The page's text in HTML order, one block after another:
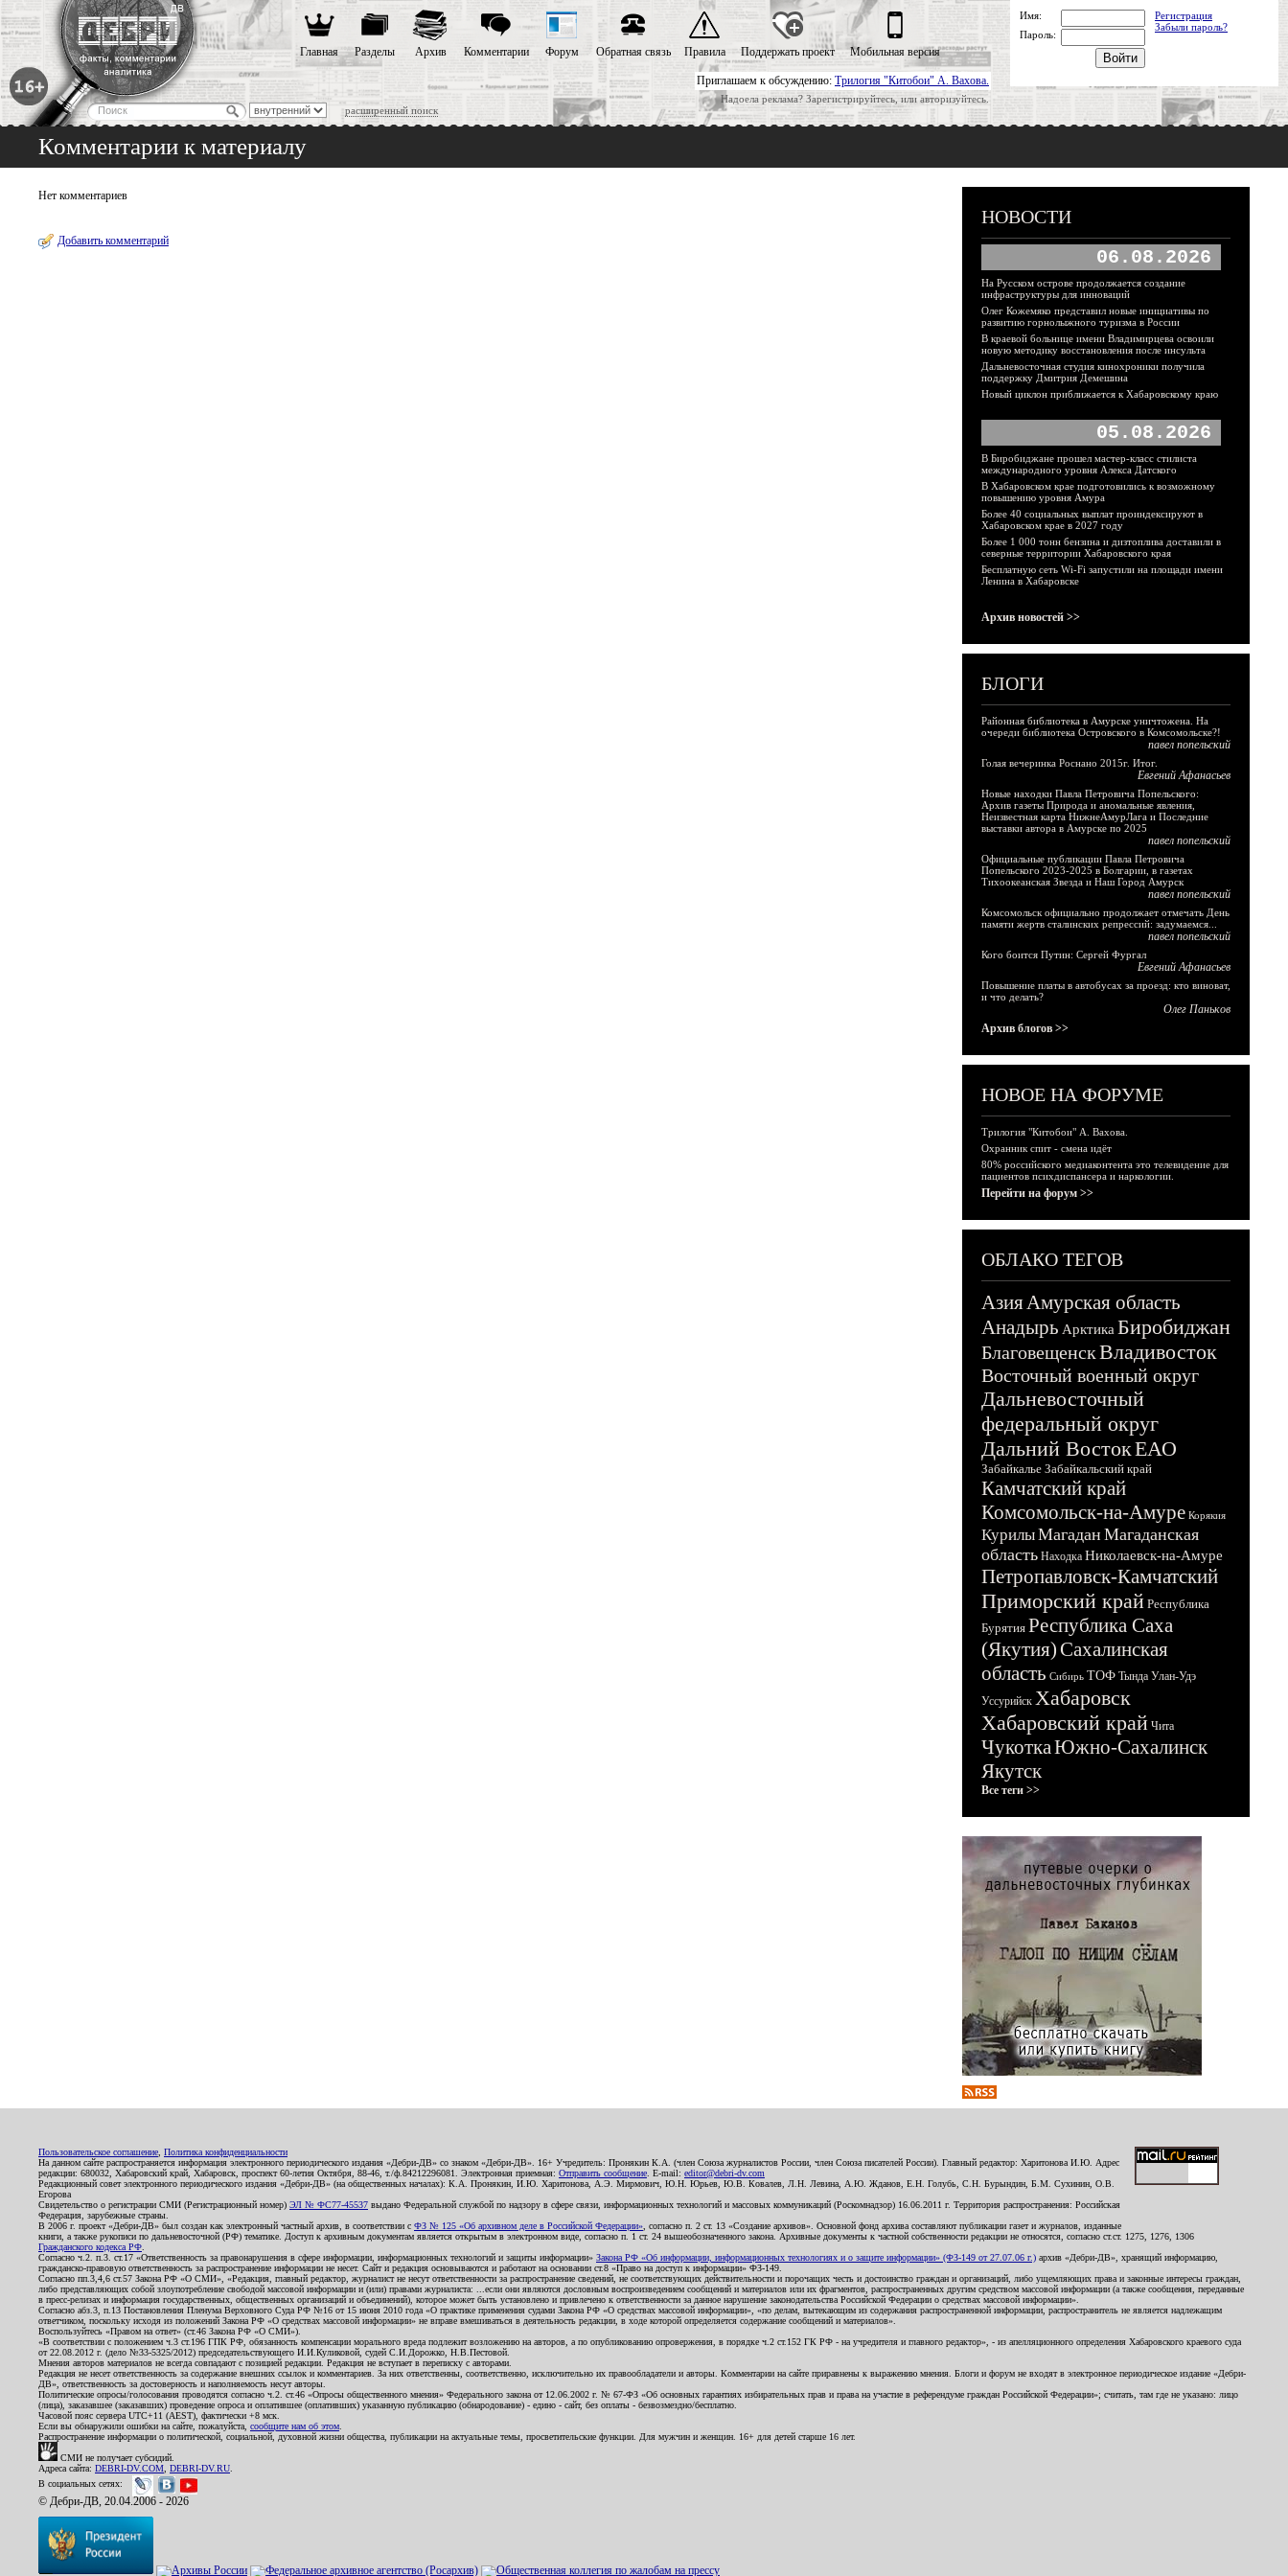
Приглашаем к обсуждению: Трилогия "Китобои" А. Вахова.
Надоела реклама? Зарегистрируйтесь, или авторизуйтесь.
расширенный поиск
Главная Разделы Архив Комментарии Форум Обратная связь Правила Поддержать проект Мобильная версия
Имя:
Регистрация
Забыли пароль?
Пароль:
Комментарии к материалу
Нет комментариев
Добавить комментарий
НОВОСТИ
06.08.2026
На Русском острове продолжается создание
инфраструктуры для инноваций
Олег Кожемяко представил новые инициативы по
развитию горнолыжного туризма в России
В краевой больнице имени Владимирцева освоили
новую методику восстановления после инсульта
Дальневосточная студия кинохроники получила
поддержку Дмитрия Демешина
Новый циклон приближается к Хабаровскому краю
05.08.2026
В Биробиджане прошел мастер-класс стилиста
международного уровня Алекса Датского
В Хабаровском крае подготовились к возможному
повышению уровня Амура
Более 40 социальных выплат проиндексируют в
Хабаровском крае в 2027 году
Более 1 000 тонн бензина и дизтоплива доставили в
северные территории Хабаровского края
Бесплатную сеть Wi-Fi запустили на площади имени
Ленина в Хабаровске
Архив новостей >>
БЛОГИ
Районная библиотека в Амурске уничтожена. На
очереди библиотека Островского в Комсомольске?!
павел попельский
Голая вечеринка Роснано 2015г. Итог.
Евгений Афанасьев
Новые находки Павла Петровича Попельского:
Архив газеты Природа и аномальные явления,
Неизвестная карта НижнеАмурЛага и Последние
выставки автора в Амурске по 2025
павел попельский
Официальные публикации Павла Петровича
Попельского 2023-2025 в Болгарии, в газетах
Тихоокеанская Звезда и Наш Город Амурск
павел попельский
Комсомольск официально продолжает отмечать День
памяти жертв сталинских репрессий: задумаемся...
павел попельский
Кого боится Путин: Сергей Фургал
Евгений Афанасьев
Повышение платы в автобусах за проезд: кто виноват,
и что делать?
Олег Паньков
Архив блогов >>
НОВОЕ НА ФОРУМЕ
Трилогия "Китобои" А. Вахова.
Охранник спит - смена идёт
80% российского медиаконтента это телевидение для
пациентов психдиспансера и наркологии.
Перейти на форум >>
ОБЛАКО ТЕГОВ
АзияАмурская область
Анадырь Арктика Биробиджан
БлаговещенскВладивосток
Восточный военный округ
Дальневосточный
федеральный округ
Дальний ВостокЕАО
Забайкалье Забайкальский край
Камчатский край
Комсомольск-на-Амуре Корякия
КурилыМагадан Магаданская
область Находка Николаевск-на-Амуре
Петропавловск-Камчатский
Приморский край Республика
Бурятия Республика Саха
(Якутия)Сахалинская
область Сибирь ТОФ Тында Улан-Удэ
Уссурийск Хабаровск
Хабаровский край Чита
ЧукоткаЮжно-Сахалинск
Якутск
Все теги >>
Пользовательское соглашение Политика конфиденциальности
На данном сайте распространяется информация электронного периодического издания «Дебри-ДВ» со знаком «Дебри-ДВ». 16+ Учредитель: Пронякин К.А. (член Союза журналистов России, член Союза писателей России). Главный редактор: Харитонова И.Ю. Адрес
редакции: 680032, Хабаровский край, Хабаровск, проспект 60-летия Октября, 88-46, т./ф.84212296081. Электронная приемная: Отправить сообщение . E-mail: editor@debri-dv.com
Редакционный совет электронного периодического издания «Дебри-ДВ» (на общественных началах): К.А. Пронякин, И.Ю. Харитонова, А.Э. Мирмович, Ю.Н. Юрьев, Ю.В. Ковалев, Л.Н. Левина, А.Ю. Жданов, Е.Н. Голубь, С.Н. Бурындин, Б.М. Сухинин, О.В.
Егорова
Свидетельство о регистрации СМИ (Регистрационный номер) ЭЛ № ФС77-45537 выдано Федеральной службой по надзору в сфере связи, информационных технологий и массовых коммуникаций (Роскомнадзор) 16.06.2011 г. Территория распространения: Российская
Федерация, зарубежные страны.
В 2006 г. проект «Дебри-ДВ» был создан как электронный частный архив, в соответствии с ФЗ № 125 «Об архивном деле в Российской Федерации» , согласно п. 2 ст. 13 «Создание архивов». Основной фонд архива составляют публикации газет и журналов, изданные
книги, а также рукописи по дальневосточной (РФ) тематике. Доступ к архивным документам является открытым в электронном виде, согласно п. 1 ст. 24 вышеобозначенного закона. Архивные документы к частной собственности редакции не относятся, согласно ст.ст. 1275, 1276, 1306
Гражданского кодекса РФ
Согласно ч.2. п.3. ст.17 «Ответственность за правонарушения в сфере информации, информационных технологий и защиты информации» Закона РФ «Об информации, информационных технологиях и о защите информации» (ФЗ-149 от 27.07.06 г.) архив «Дебри-ДВ», хранящий информацию,
гражданско-правовую ответственность за распространение информации не несет. Сайт и редакция основываются и работают на основании ст.8 «Право на доступ к информации» ФЗ-149.
Согласно пп.3,4,6 ст.57 Закона РФ «О СМИ», «Редакция, главный редактор, журналист не несут ответственности за распространение сведений, не соответствующих действительности и порочащих честь и достоинство граждан и организаций, либо ущемляющих права и законные интересы граждан,
либо представляющих собой злоупотребление свободой массовой информации и (или) правами журналиста: ...если они являются дословным воспроизведением сообщений и материалов или их фрагментов, распространенных другим средством массовой информации (а также сообщения, переданные
в пресс-релизах и информация государственных, общественных организаций и объединений), которое может быть установлено и привлечено к ответственности за данное нарушение законодательства Российской Федерации о средствах массовой информации».
Согласно абз.3, п.13 Постановления Пленума Верховного Суда РФ №16 от 15 июня 2010 года «О практике применения судами Закона РФ «О средствах массовой информации», «по делам, вытекающим из содержания распространенной информации, распространитель не является надлежащим
ответчиком, поскольку исходя из положений Закона РФ «О средствах массовой информации» не вправе вмешиваться в деятельность редакции, в ходе которой определяется содержание сообщений и материалов».
Воспользуйтесь «Правом на ответ» (ст.46 Закона РФ «О СМИ»).
«В соответствии с положением ч.3 ст.196 ГПК РФ, обязанность компенсации морального вреда подлежит возложению на авторов, а по опубликованию опровержения, в порядке ч.2 ст.152 ГК РФ - на учредителя и главного редактор», - из апелляционного определения Хабаровского краевого суда
от 22.08.2012 г. (дело №33-5325/2012) председательствующего И.И.Куликовой, судей С.И.Дорожко, Н.В.Пестовой.
Мнения авторов материалов не всегда совпадают с позицией редакции. Редакция не вступает в переписку с авторами.
Редакция не несет ответственность за содержание внешних ссылок и комментариев. За них ответственны, соответственно, исключительно их правообладатели и авторы. Комментарии на сайте приравнены к выражению мнения. Блоги и форум не входят в электронное периодическое издание «Дебри-
ДВ», ответственность за достоверность и наполняемость несут авторы.
Политические опросы/голосования проводятся согласно ч.2. ст.46 «Опросы общественного мнения» Федерального закона от 12.06.2002 г. № 67-ФЗ «Об основных гарантиях избирательных прав и права на участие в референдуме граждан Российской Федерации»; считать, там где не указано: лицо
(лица), заказавшее (заказавших) проведение опроса и оплатившее (оплативших) указанную публикацию (обнародование) - едино - сайт, без оплаты - безвозмездно/бесплатно.
Часовой пояс сервера UTC+11 (AEST), фактически +8 мск.
Если вы обнаружили ошибки на сайте, пожалуйста, сообщите нам об этом
Распространение информации о политической, социальной, духовной жизни общества, публикации на актуальные темы, просветительские функции. Для мужчин и женщин. 16+ для детей старше 16 лет.
СМИ не получает субсидий.
Адреса сайта: DEBRI-DV.COM DEBRI-DV.RU
В социальных сетях:
© Дебри-ДВ, 20.04.2006 - 2026